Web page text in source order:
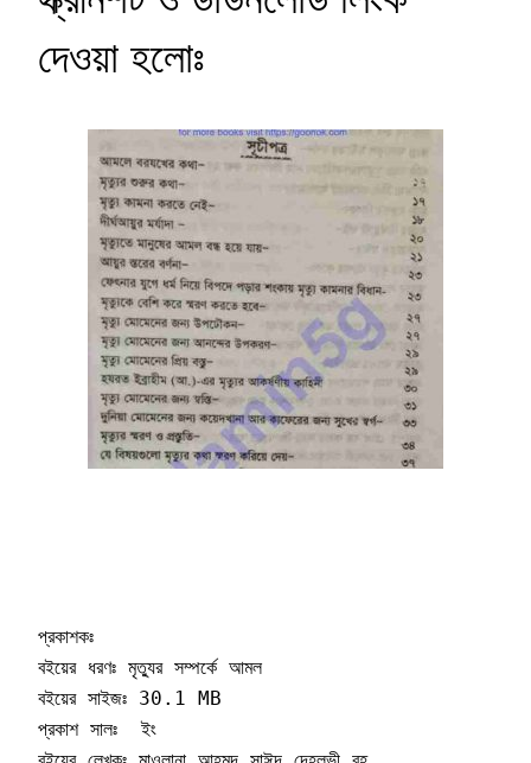
দেওয়া হলোঃ
প্রকাশকঃ
বইয়ের ধরণঃ মৃত্যুর সম্পর্কে আমল
বইয়ের সাইজঃ 30.1 MB
প্রকাশ সালঃ  ইং